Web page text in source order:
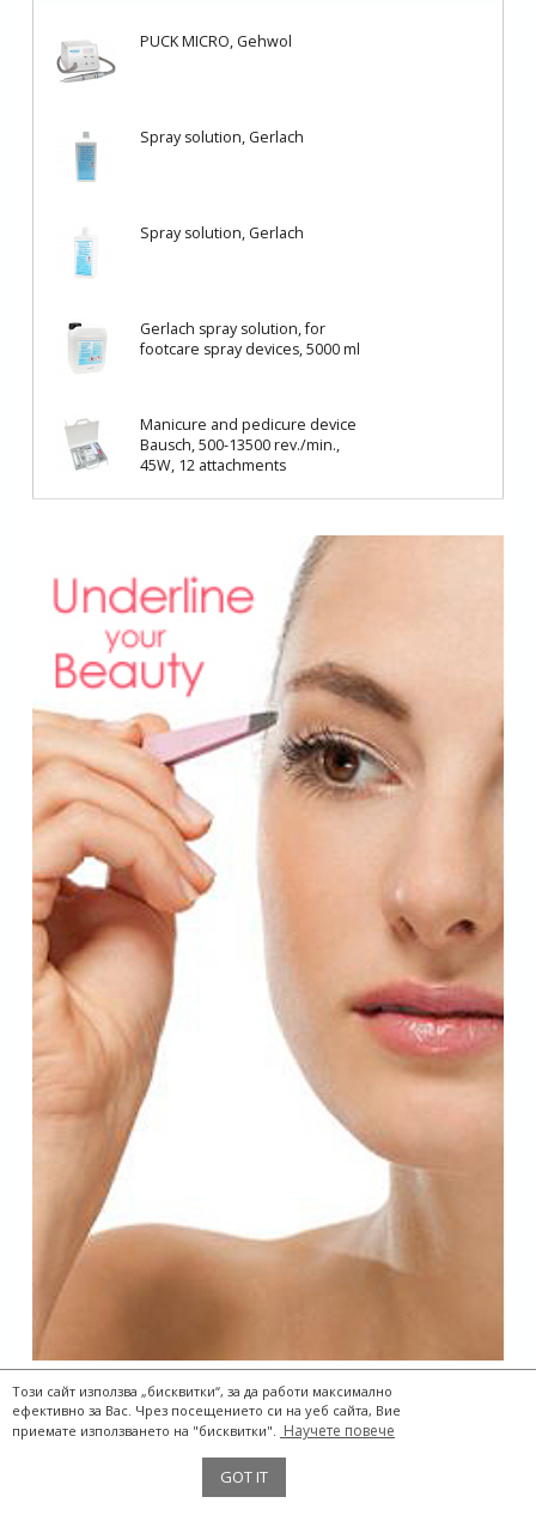
PUCK MICRO, Gehwol
Spray solution, Gerlach
Spray solution, Gerlach
Gerlach spray solution, for
footcare spray devices, 5000 ml
Manicure and pedicure device
Bausch, 500-13500 rev./min.,
45W, 12 attachments
The Two Storks® 2017
Този сайт използва „бисквитки“, за да работи максимално
ефективно за Вас. Чрез посещението си на уеб сайта, Вие
приемате използването на "бисквитки".
Научете повече
GOT IT